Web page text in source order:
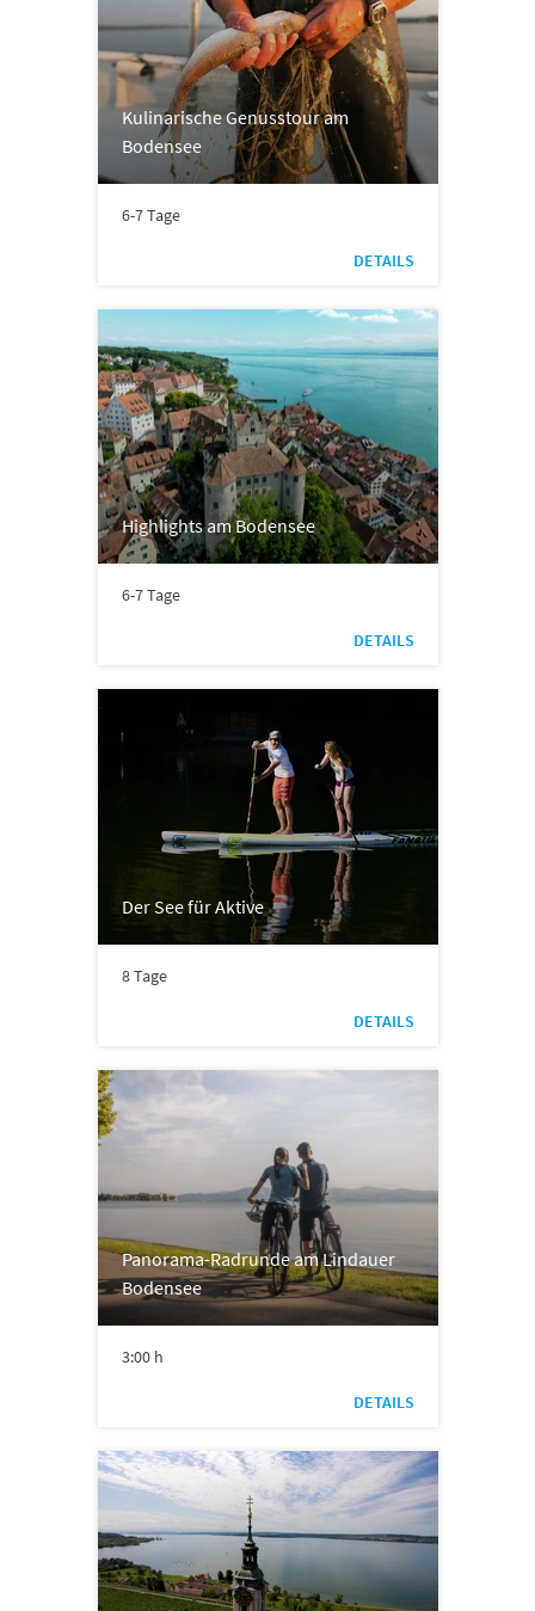
Kulinarische Genusstour am
Bodensee
6-7 Tage
DETAILS
Highlights am Bodensee
6-7 Tage
DETAILS
Der See für Aktive
8 Tage
DETAILS
Panorama-Radrunde am Lindauer
Bodensee
3:00 h
DETAILS